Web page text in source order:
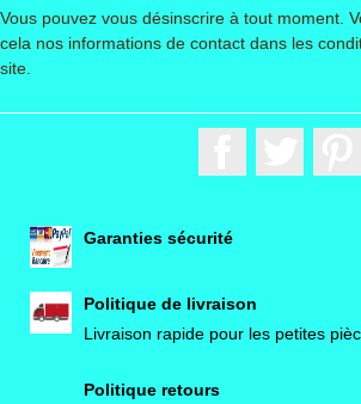
Vous pouvez vous désinscrire à tout moment.
cela nos informations de contact dans les
site.
Garanties sécurité
Politique de livraison
Livraison rapide pour les petites
Politique retours